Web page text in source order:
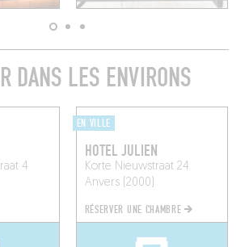
DANS LES ENVIRONS
4
EN VILLE
HOTEL JULIEN
Korte Nieuwstraat 24
Anvers (2000)
RÉSERVER UNE CHAMBRE